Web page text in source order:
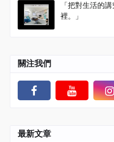
「把對生活的
裡。」
關注我們
最新文章